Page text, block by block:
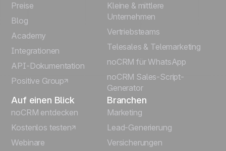
Español
Português
Italiano
Preise
Blog
Academy
Integrationen
API-Dokumentation
Positive Group
Kleine & mittlere
Unternehmen
Vertriebsteams
Telesales & Telemarketing
noCRM für WhatsApp
noCRM Sales-Script-
Generator
Auf einen Blick
noCRM entdecken
Kostenlos testen
Webinare
Branchen
Marketing
Lead-Generierung
Versicherungen